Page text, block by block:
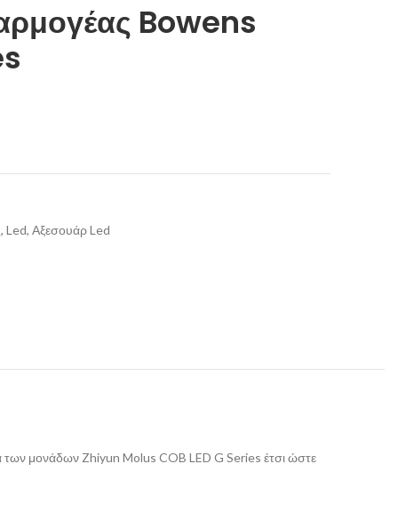
Bowens
Led, Αξεσουάρ Led
μονάδων Zhiyun Molus COB LED G Series έτσι ώστε